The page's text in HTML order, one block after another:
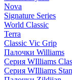
Nova
Signature Series
World Classic
Terra
Classic Vic Grip
Палочки Williams
Серия WIlliams
Серия WIlliams